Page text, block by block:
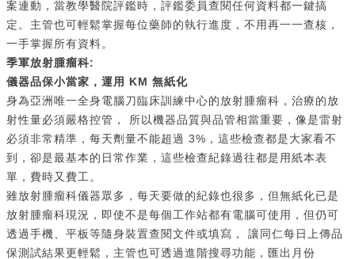
案連動，當教學醫院評鑑時，評鑑委員查閱任何資料都一鍵搞
定。主管也可輕鬆掌握每位藥師的執行進度，不用再一一查核，
一手掌握所有資料。
季軍放射腫瘤科:
儀器品保小當家，運用 KM 無紙化
身為亞洲唯一全身電腦刀臨床訓練中心的放射腫瘤科，治療的放
射性量必須嚴格控管， 所以機器品質與品管相當重要，像是雷射
必須非常精準，每天劑量不能超過 3%，這些檢查都是大家看不
到，卻是最基本的日常作業，這些檢查紀錄過往都是用紙本表
單，費時又費工。
雖放射腫瘤科儀器眾多，每天要做的紀錄也很多，但無紙化已是
放射腫瘤科現況，即使不是每個工作站都有電腦可使用，但仍可
透過手機、平板等隨身裝置查閱文件或填寫， 讓同仁每日上傳品
保測試結果更輕鬆，主管也可透過進階搜尋功能，匯出月份